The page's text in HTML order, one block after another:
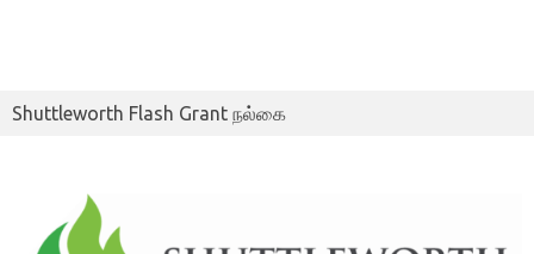
Shuttleworth Flash Grant நல்கை